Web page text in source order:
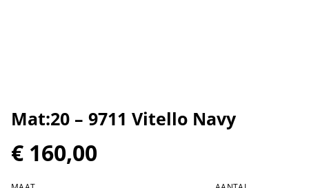
Mat:20 – 9711 Vitello Navy
€ 160,00